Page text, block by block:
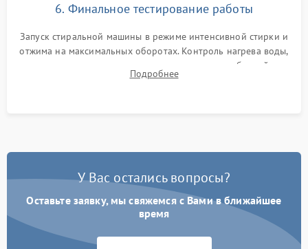
6. Финальное тестирование работы
Запуск стиральной машины в режиме интенсивной стирки и
отжима на максимальных оборотах. Контроль нагрева воды,
корректности слива, отсутствия излишних вибраций,
посторонних стуков и протечек под корпусом.
Подробнее
У Вас остались вопросы?
Оставьте заявку, мы свяжемся с Вами в ближайшее
время